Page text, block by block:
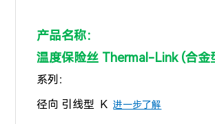
产品名称：
温度保险丝 Thermal-Link(合金
系列：
径向 引线型 K进一步了解